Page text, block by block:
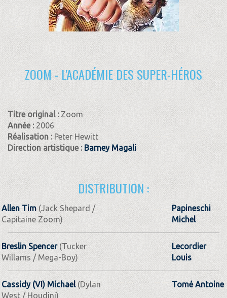
ZOOM - L'ACADÉMIE DES SUPER-HÉROS
Titre original : Zoom
Année :2006
Réalisation : Peter Hewitt
Direction artistique : Barney Magali
DISTRIBUTION :
Allen Tim (Jack Shepard /
Capitaine Zoom)
Papineschi
Michel
Breslin Spencer(Tucker
Willams / Mega-Boy)
Lecordier
Louis
Cassidy (VI) Michael(Dylan
West / Houdini)
Tomé Antoine